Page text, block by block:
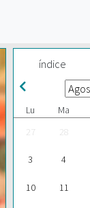
índice
Lu Ma
27
28
3 4
10 11